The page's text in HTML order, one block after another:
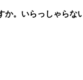
か。いらっしゃらな